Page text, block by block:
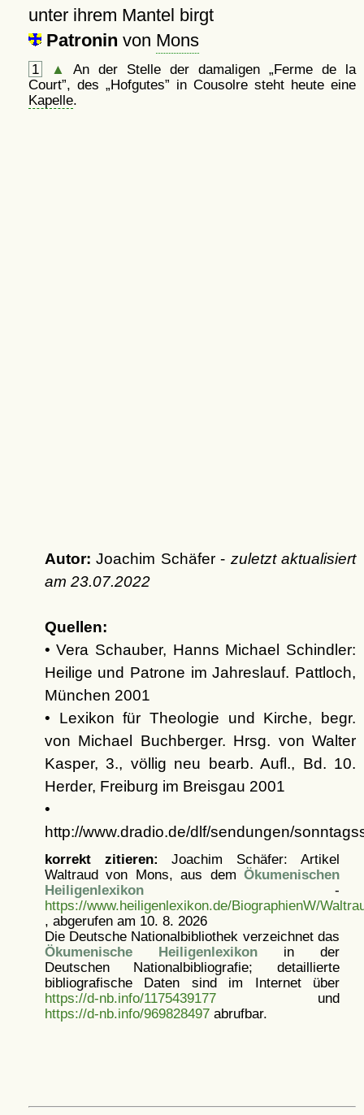
unter ihrem Mantel birgt
Patronin von Mons
1 ▲ An der Stelle der damaligen
Ferme de la
Court , des Hofgutes
in Cousolre steht heute eine
Kapelle.
Autor: Joachim Schäfer - zuletzt aktualisiert
am 23.07.2022
Quellen:
• Vera Schauber, Hanns Michael Schindler:
Heilige und Patrone im Jahreslauf. Pattloch,
München 2001
• Lexikon für Theologie und Kirche, begr.
von Michael Buchberger. Hrsg. von Walter
Kasper, 3., völlig neu bearb. Aufl., Bd. 10.
Herder, Freiburg im Breisgau 2001
•
http://www.dradio.de/dlf/sendungen/
korrekt zitieren: Joachim Schäfer: Artikel
Waltraud von Mons, aus dem Ökumenischen
Heiligenlexikon-
https://www.heiligenlexikon.de/BiographienW/
, abgerufen am 10. 8. 2026
Die Deutsche Nationalbibliothek verzeichnet das
Ökumenische Heiligenlexikonin der
Deutschen Nationalbibliografie; detaillierte
bibliografische Daten sind im Internet über
https://d-nb.info/1175439177und
https://d-nb.info/969828497abrufbar.